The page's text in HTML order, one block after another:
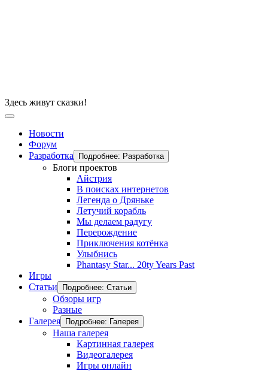
Здесь живут сказки!
Новости
Форум
Разработка
Подробнее: Разработка
Блоги проектов
Айстрия
В поисках интернетов
Легенда о Дряньке
Летучий корабль
Мы делаем радугу
Перерождение
Приключения котёнка
Улыбнись
Phantasy Star... 20ty Years Past
Игры
Статьи
Подробнее: Статьи
Обзоры игр
Разные
Галерея
Подробнее: Галерея
Наша галерея
Картинная галерея
Видеогалерея
Игры онлайн